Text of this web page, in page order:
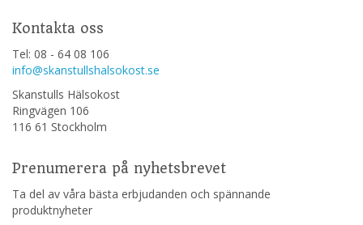
Kontakta oss
Tel: 08 - 64 08 106
info@skanstullshalsokost.se
Skanstulls Hälsokost
Ringvägen 106
116 61 Stockholm
Prenumerera på nyhetsbrevet
Ta del av våra bästa erbjudanden och spännande
produktnyheter